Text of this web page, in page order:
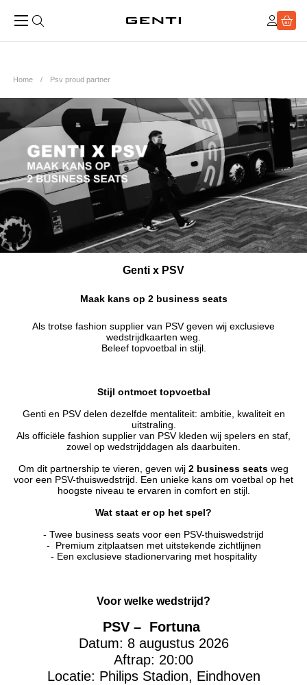
Home Psv proud partner
Genti x PSV
Maak kans op 2 business seats
Als trotse fashion supplier van PSV geven wij exclusieve
wedstrijdkaarten weg.
Beleef topvoetbal in stijl.
Stijl ontmoet topvoetbal
Genti en PSV delen dezelfde mentaliteit: ambitie, kwaliteit en
uitstraling.
Als officiële fashion supplier van PSV kleden wij spelers en staf,
zowel op wedstrijddagen als daarbuiten.
Om dit partnership te vieren, geven wij 2 business seats weg
voor een PSV-thuiswedstrijd. Een unieke kans om voetbal op het
hoogste niveau te ervaren in comfort en stijl.
Wat staat er op het spel?
- Twee business seats voor een PSV-thuiswedstrijd
- Premium zitplaatsen met uitstekende zichtlijnen
- Een exclusieve stadionervaring met hospitality
Voor welke wedstrijd?
PSV – Fortuna
Datum: 8 augustus 2026
Aftrap: 20:00
Locatie: Philips Stadion, Eindhoven